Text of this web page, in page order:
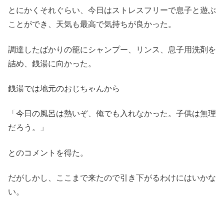
とにかくそれぐらい、今日はストレスフリーで息子と遊ぶ
ことができ、天気も最高で気持ちが良かった。
調達したばかりの籠にシャンプー、リンス、息子用洗剤を
詰め、銭湯に向かった。
銭湯では地元のおじちゃんから
「今日の風呂は熱いぞ、俺でも入れなかった。子供は無理
だろう。」
とのコメントを得た。
だがしかし、ここまで来たので引き下がるわけにはいかな
い。